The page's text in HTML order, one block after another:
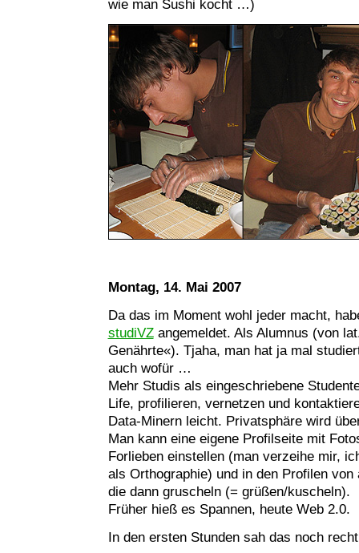
wie man Sushi kocht …)
Montag, 14. Mai 2007
Da das im Moment wohl jeder macht,
studiVZangemeldet. Als Alumnus (von
Genährte«). Tjaha, man hat ja mal
auch wofür …
Mehr Studis als eingeschriebene
Life, profilieren, vernetzen und
Data-Minern leicht. Privatsphäre wird
Man kann eine eigene Profilseite mit
Forlieben einstellen (man verzeihe mir,
als Orthographie) und in den Profilen von
die dann gruscheln (= grüßen/kuscheln).
Früher hieß es Spannen, heute Web 2.0.
In den ersten Stunden sah das noch